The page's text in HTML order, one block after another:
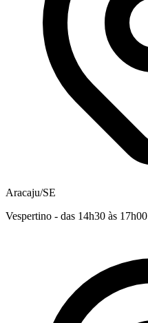
Aracaju/SE
Vespertino - das 14h30 às 17h00